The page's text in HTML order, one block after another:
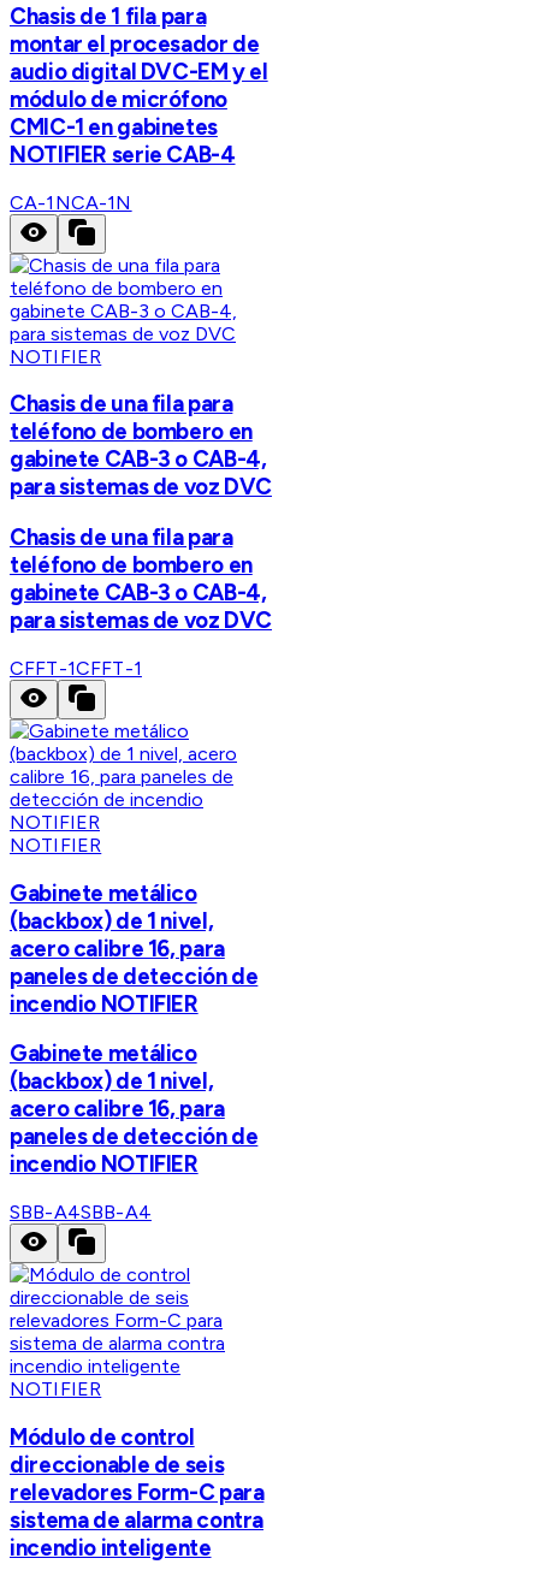
Chasis de 1 fila para
montar el procesador de
audio digital DVC-EM y el
módulo de micrófono
CMIC-1 en gabinetes
NOTIFIER serie CAB-4
CA-1NCA-1N
NOTIFIER
Chasis de una fila para
teléfono de bombero en
gabinete CAB-3 o CAB-4,
para sistemas de voz DVC
Chasis de una fila para
teléfono de bombero en
gabinete CAB-3 o CAB-4,
para sistemas de voz DVC
CFFT-1CFFT-1
NOTIFIER
Gabinete metálico
(backbox) de 1 nivel,
acero calibre 16, para
paneles de detección de
incendio NOTIFIER
Gabinete metálico
(backbox) de 1 nivel,
acero calibre 16, para
paneles de detección de
incendio NOTIFIER
SBB-A4SBB-A4
NOTIFIER
Módulo de control
direccionable de seis
relevadores Form-C para
sistema de alarma contra
incendio inteligente